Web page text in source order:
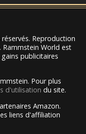
Reproduction
World est
publicitaires
Pour plus
d'utilisation du site.
Amazon.
liens d'affiliation